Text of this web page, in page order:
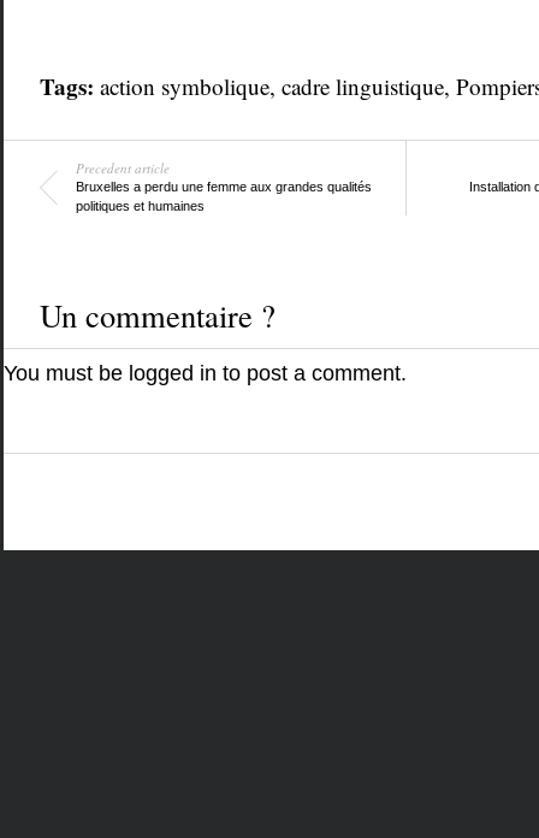
Tags: action symbolique, cadre linguistique,
Precedent article
Bruxelles a perdu une femme aux grandes qualités
politiques et humaines
Installation
Un commentaire ?
You must be logged in to post a comment.